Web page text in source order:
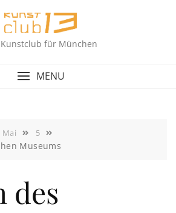
für München
MENU
Mai 5
Museums
des